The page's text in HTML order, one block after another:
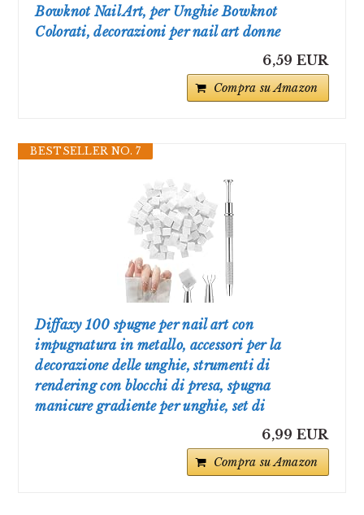
Bowknot Nail Art, per Unghie Bowknot
Colorati, decorazioni per nail art donne
6,59 EUR
Compra su Amazon
BESTSELLER NO. 7
Diffaxy 100 spugne per nail art con
impugnatura in metallo, accessori per la
decorazione delle unghie, strumenti di
rendering con blocchi di presa, spugna
manicure gradiente per unghie, set di
6,99 EUR
Compra su Amazon